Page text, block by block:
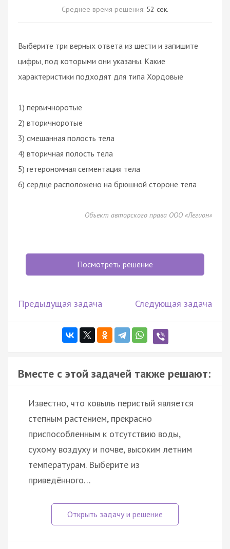
Среднее время решения: 52 сек.
Выберите три верных ответа из шести и запишите
цифры, под которыми они указаны. Какие
характеристики подходят для типа Хордовые
1) первичноротые
2) вторичноротые
3) смешанная полость тела
4) вторичная полость тела
5) гетерономная сегментация тела
6) сердце расположено на брюшной стороне тела
Объект авторского права ООО «Легион»
Посмотреть решение
Предыдущая задача Следующая задача
Вместе с этой задачей также решают:
Известно, что ковыль перистый является
степным растением, прекрасно
приспособленным к отсутствию воды,
сухому воздуху и почве, высоким летним
температурам. Выберите из
приведённого…